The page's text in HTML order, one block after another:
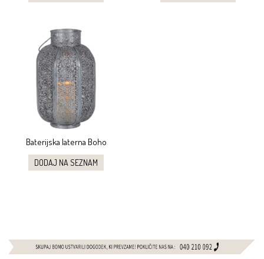
Baterijska laterna Boho
DODAJ NA SEZNAM